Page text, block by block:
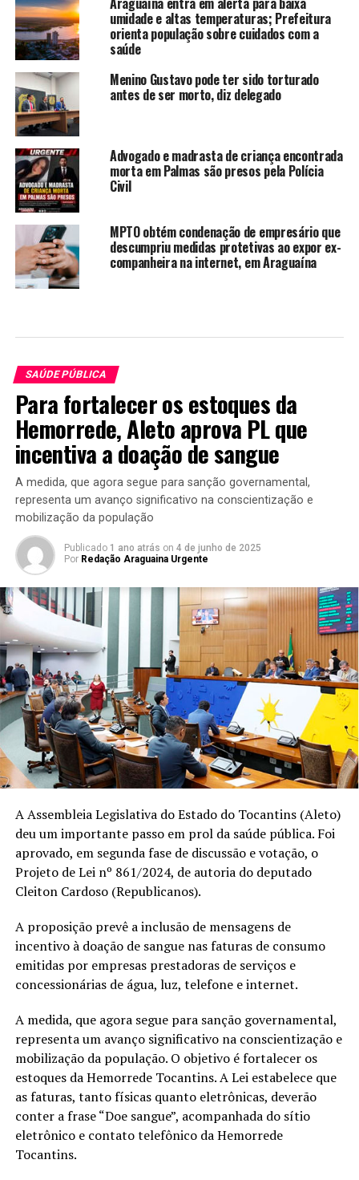
umidade e altas temperaturas; Prefeitura
orienta população sobre cuidados com a
saúde
Menino Gustavo pode ter sido torturado
antes de ser morto, diz delegado
Advogado e madrasta de criança encontrada
morta em Palmas são presos pela Polícia
Civil
MPTO obtém condenação de empresário que
descumpriu medidas protetivas ao expor ex-
companheira na internet, em Araguaína
SAÚDE PÚBLICA
Para fortalecer os estoques da
Hemorrede, Aleto aprova PL que
incentiva a doação de sangue
A medida, que agora segue para sanção governamental,
representa um avanço significativo na conscientização e
mobilização da população
Publicado 1 ano atrás on 4 de junho de 2025
Por Redação Araguaina Urgente
A Assembleia Legislativa do Estado do Tocantins (Aleto)
deu um importante passo em prol da saúde pública. Foi
aprovado, em segunda fase de discussão e votação, o
Projeto de Lei nº 861/2024, de autoria do deputado
Cleiton Cardoso (Republicanos).
A proposição prevê a inclusão de mensagens de
incentivo à doação de sangue nas faturas de consumo
emitidas por empresas prestadoras de serviços e
concessionárias de água, luz, telefone e internet.
A medida, que agora segue para sanção governamental,
representa um avanço significativo na conscientização e
mobilização da população. O objetivo é fortalecer os
estoques da Hemorrede Tocantins. A Lei estabelece que
as faturas, tanto físicas quanto eletrônicas, deverão
conter a frase “Doe sangue”, acompanhada do sítio
eletrônico e contato telefônico da Hemorrede
Tocantins.